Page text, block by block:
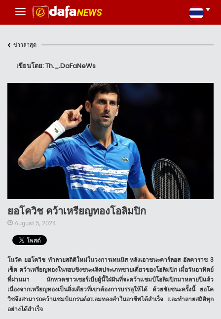
‹ ข่าวล่าสุด
เขียนโดย: Th._.DaFaNeWs
ยอโควิช คว้าเหรียญทองโอลิมปิก
August 5, 2024
โนวัค ยอโควิช ทำลายสถิติใหม่ในวงการเทนนิส หลังเอาชนะคาร์ลอส อัลคาราซ 3
เซ็ต คว้าเหรียญทองในรอบชิงชนะเลิศประเภทชายเดี่ยวของโอลิมปิก เมื่อวันอาทิตย์
ที่ผ่านมา นักหวดชาวเซอร์เบียผู้นี้ใฝ่ฝันที่จะคว้าแชมป์โอลิมปิกมาหลายปีแล้ว
เนื่องจากเหรียญทองเป็นสิ่งเดียวที่เขาต้องการบรรลุให้ได้ ด้วยชัยชนะครั้งนี้ ยอโค
วิชจึงสามารถคว้าแชมป์แกรนด์สแลมทองคำในอาชีพได้สำเร็จ และทำลายสถิติทุก
อย่างได้สำเร็จ